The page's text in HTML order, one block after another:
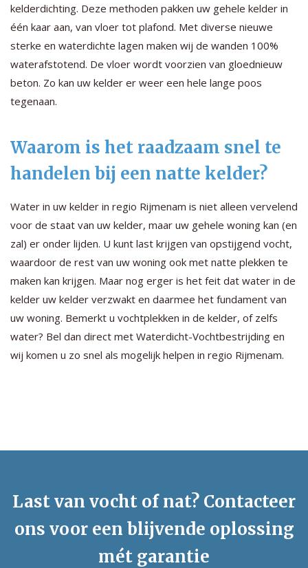
kelderdichting. Deze methoden pakken uw gehele kelder in
één kaar aan, van vloer tot plafond. Met diverse nieuwe
sterke en waterdichte lagen maken wij de wanden 100%
waterafstotend. De vloer wordt voorzien van gloednieuw
beton. Zo kan uw kelder er weer een hele lange poos
tegenaan.
Waarom is het raadzaam snel te
handelen bij een natte kelder?
Water in uw kelder in regio Rijmenam is niet alleen vervelend
voor de staat van uw kelder, maar uw gehele woning kan (en
zal) er onder lijden. U kunt last krijgen van opstijgend vocht,
waardoor de rest van uw woning ook met natte plekken te
maken kan krijgen. Maar nog erger is het feit dat water in de
kelder uw kelder verzwakt en daarmee het fundament van
uw woning. Bemerkt u vochtplekken in de kelder, of zelfs
water? Bel dan direct met Waterdicht-Vochtbestrijding en
wij komen u zo snel als mogelijk helpen in regio Rijmenam.
Last van vocht of nat? Contacteer
ons voor een blijvende oplossing
mét garantie